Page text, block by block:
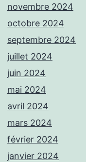
novembre 2024
octobre 2024
septembre 2024
juillet 2024
juin 2024
mai 2024
avril 2024
mars 2024
février 2024
janvier 2024